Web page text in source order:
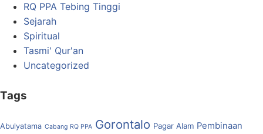
RQ PPA Tebing Tinggi
Sejarah
Spiritual
Tasmi' Qur'an
Uncategorized
Tags
Abulyatama Cabang RQ PPA Gorontalo Pagar Alam Pembinaan